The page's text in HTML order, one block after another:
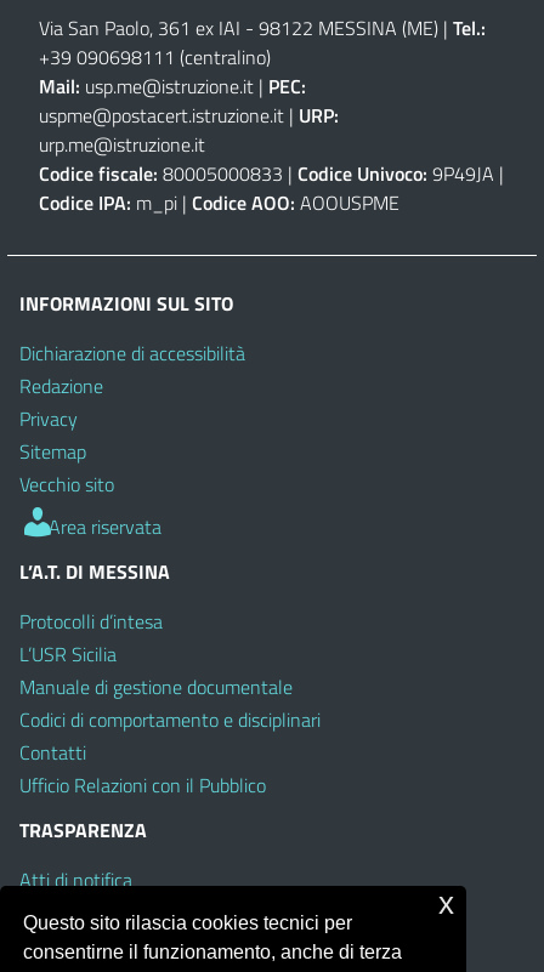
Via San Paolo, 361 ex IAI - 98122 MESSINA (ME) | Tel.:
+39 090698111 (centralino)
Mail: usp.me@istruzione.it | PEC:
uspme@postacert.istruzione.it | URP:
urp.me@istruzione.it
Codice fiscale: 80005000833 | Codice Univoco: 9P49JA |
Codice IPA: m_pi | Codice AOO: AOOUSPME
INFORMAZIONI SUL SITO
Dichiarazione di accessibilità
Redazione
Privacy
Sitemap
Vecchio sito
Area riservata
L’A.T. DI MESSINA
Protocolli d’intesa
L’USR Sicilia
Manuale di gestione documentale
Codici di comportamento e disciplinari
Contatti
Ufficio Relazioni con il Pubblico
TRASPARENZA
Atti di notifica
Albo on line
Amministrazione Trasparente
Questo sito rilascia cookies tecnici per
consentirne il funzionamento, anche di terza
x